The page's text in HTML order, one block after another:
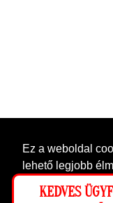
Ez a weboldal
lehető legjobb
Beállítások
KEDVES